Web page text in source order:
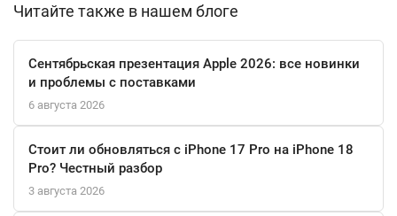
Читайте также в нашем блоге
Сентябрьская презентация Apple 2026: все новинки
и проблемы с поставками
6 августа 2026
Стоит ли обновляться с iPhone 17 Pro на iPhone 18
Pro? Честный разбор
3 августа 2026